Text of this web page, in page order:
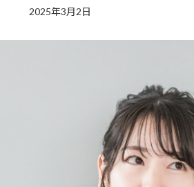
最
更
2025年3月2日